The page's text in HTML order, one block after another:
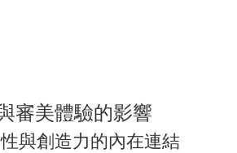
審美體驗的影響
與創造力的內在連結